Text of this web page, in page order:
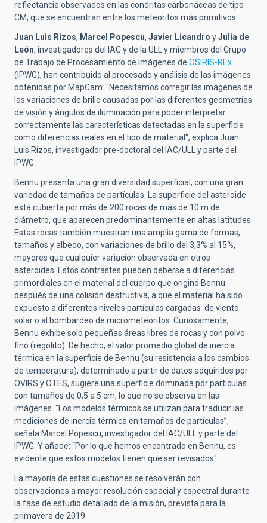
reflectancia observados en las condritas carbonáceas de tipo
CM, que se encuentran entre los meteoritos más primitivos.
Juan Luis Rizos, Marcel Popescu, Javier Licandro yJulia de
León, investigadores del IAC y de la ULL y miembros del Grupo
de Trabajo de Procesamiento de Imágenes de OSIRIS-REx
(IPWG), han contribuido al procesado y análisis de las imágenes
obtenidas por MapCam. "Necesitamos corregir las imágenes de
las variaciones de brillo causadas por las diferentes geometrías
de visión y ángulos de iluminación para poder interpretar
correctamente las características detectadas en la superficie
como diferencias reales en el tipo de material", explica Juan
Luis Rizos, investigador pre-doctoral del IAC/ULL y parte del
IPWG.
Bennu presenta una gran diversidad superficial, con una gran
variedad de tamaños de partículas. La superficie del asteroide
está cubierta por más de 200 rocas de más de 10 m de
diámetro, que aparecen predominantemente en altas latitudes.
Estas rocas también muestran una amplia gama de formas,
tamaños y albedo, con variaciones de brillo del 3,3% al 15%,
mayores que cualquier variación observada en otros
asteroides. Estos contrastes pueden deberse a diferencias
primordiales en el material del cuerpo que originó Bennu
después de una colisión destructiva, a que el material ha sido
expuesto a diferentes niveles partículas cargadas de viento
solar o al bombardeo de micrometeoritos. Curiosamente,
Bennu exhibe solo pequeñas áreas libres de rocas y con polvo
fino (regolito). De hecho, el valor promedio global de inercia
térmica en la superficie de Bennu (su resistencia a los cambios
de temperatura), determinado a partir de datos adquiridos por
OVIRS y OTES, sugiere una superficie dominada por partículas
con tamaños de 0,5 a 5 cm, lo que no se observa en las
imágenes. "Los modelos térmicos se utilizan para traducir las
mediciones de inercia térmica en tamaños de partículas”,
señala Marcel Popescu, investigador del IAC/ULL y parte del
IPWG. Y añade: “Por lo que hemos encontrado en Bennu, es
evidente que estos modelos tienen que ser revisados".
La mayoría de estas cuestiones se resolverán con
observaciones a mayor resolución espacial y espectral durante
la fase de estudio detallado de la misión, prevista para la
primavera de 2019.